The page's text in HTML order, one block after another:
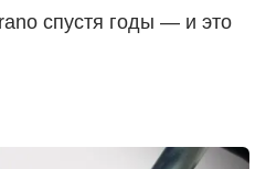
спустя годы — и это